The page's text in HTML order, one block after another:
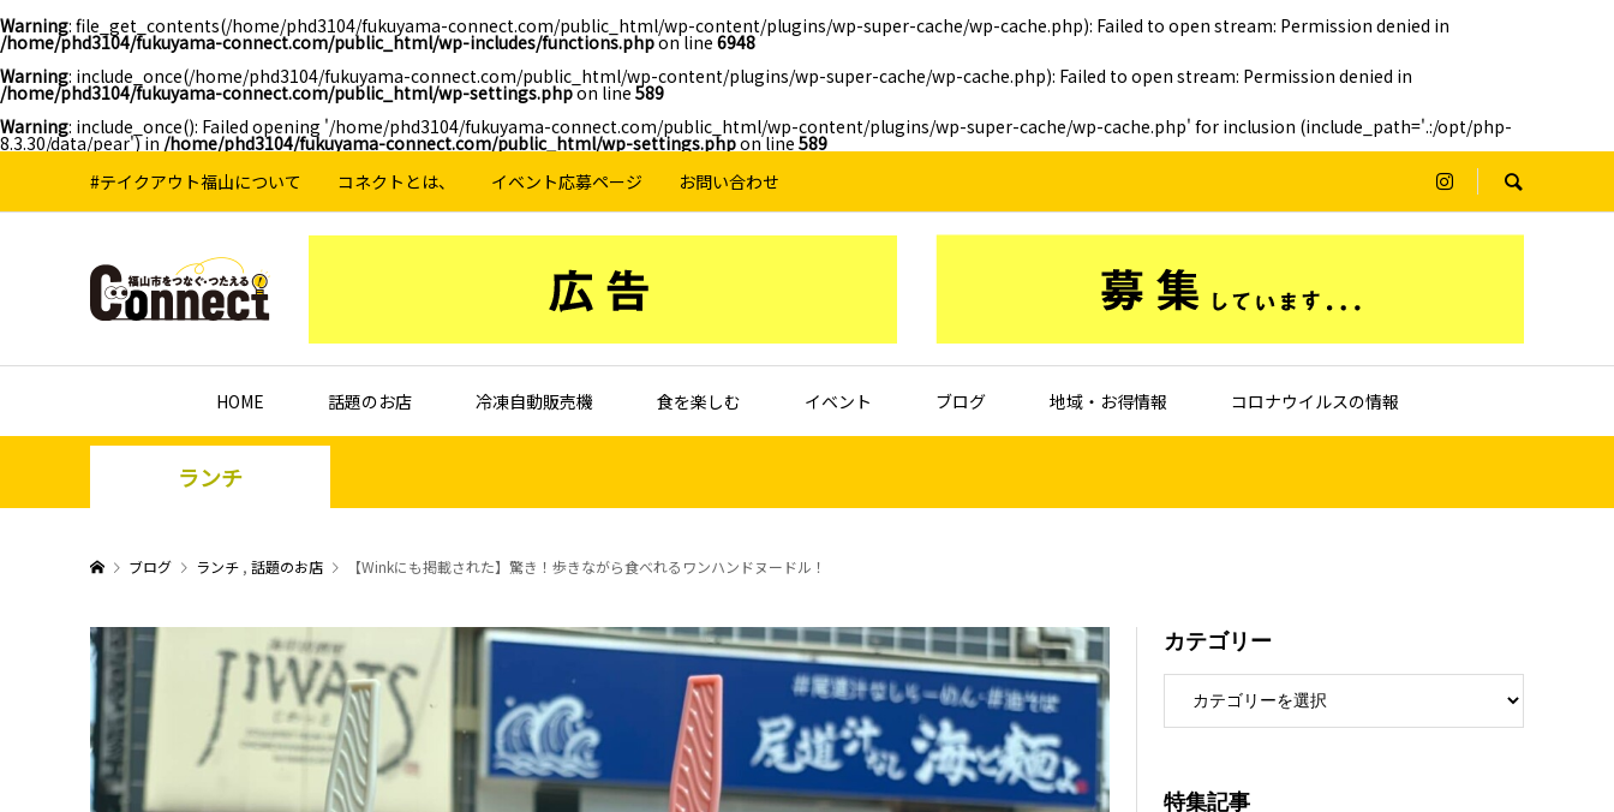
Warning: file_get_contents(/home/phd3104/fukuyama-connect.com/public_html/wp-content/plugins/wp-super-cache/wp-cache.php): Failed to open stream: Permission denied in
/home/phd3104/fukuyama-connect.com/public_html/wp-includes/functions.phpon line 6948
Warning: include_once(/home/phd3104/fukuyama-connect.com/public_html/wp-content/plugins/wp-super-cache/wp-cache.php): Failed to open stream: Permission denied in
/home/phd3104/fukuyama-connect.com/public_html/wp-settings.phpon line 589
Warning: include_once(): Failed opening '/home/phd3104/fukuyama-connect.com/public_html/wp-content/plugins/wp-super-cache/wp-cache.php' for inclusion (include_path='.:/opt/php-
8.3.30/data/pear') in /home/phd3104/fukuyama-connect.com/public_html/wp-settings.phpon line 589
#テイクアウト福山について
コネクトとは、 イベント応募ページ お問い合わせ
HOME 話題のお店 冷凍自動販売機 食を楽しむ イベント ブログ 地域・お得情報 コロナウイルスの情報
ランチ
ブログ ランチ , 話題のお店 【Winkにも掲載された】驚き！歩きながら食べれるワンハンドヌードル！
カテゴリー
特集記事